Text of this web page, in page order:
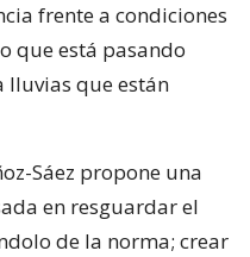
frente a condiciones
que está pasando
lluvias que están
Sáez propone una
en resguardar el
de la norma; crear